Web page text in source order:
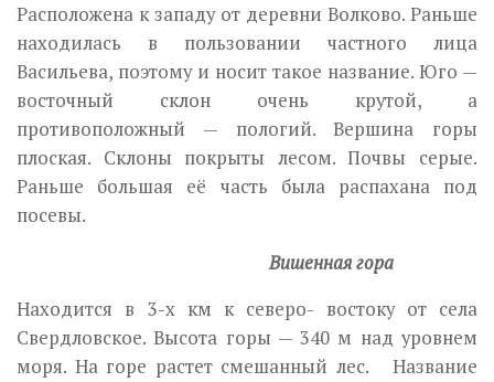
Расположена к западу от деревни Волково. Раньше
находилась в пользовании частного лица
Васильева, поэтому и носит такое название. Юго —
восточный склон очень крутой, а
противоположный — пологий. Вершина горы
плоская. Склоны покрыты лесом. Почвы серые.
Раньше большая её часть была распахана под
посевы.
Вишенная гора
Находится в 3-х км к северо- востоку от села
Свердловское. Высота горы — 340 м над уровнем
моря. На горе растет смешанный лес. Название